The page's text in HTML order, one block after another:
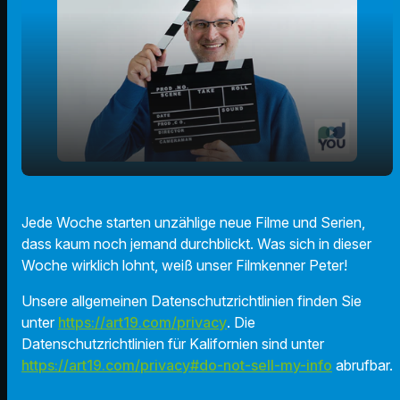
play_arrow
00:00 01:17
Jede Woche starten unzählige neue Filme und Serien,
dass kaum noch jemand durchblickt. Was sich in dieser
Woche wirklich lohnt, weiß unser Filmkenner Peter!
Unsere allgemeinen Datenschutzrichtlinien finden Sie
unter https://art19.com/privacy. Die
Datenschutzrichtlinien für Kalifornien sind unter
https://art19.com/privacy#do-not-sell-my-info abrufbar.